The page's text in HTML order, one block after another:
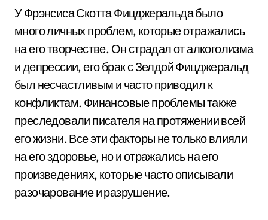
У Фрэнсиса Скотта Фицджеральда было
много личных проблем, которые отражались
на его творчестве. Он страдал от алкоголизма
и депрессии, его брак с Зелдой Фицджеральд
был несчастливым и часто приводил к
конфликтам. Финансовые проблемы также
преследовали писателя на протяжении всей
его жизни. Все эти факторы не только влияли
на его здоровье, но и отражались на его
произведениях, которые часто описывали
разочарование и разрушение.